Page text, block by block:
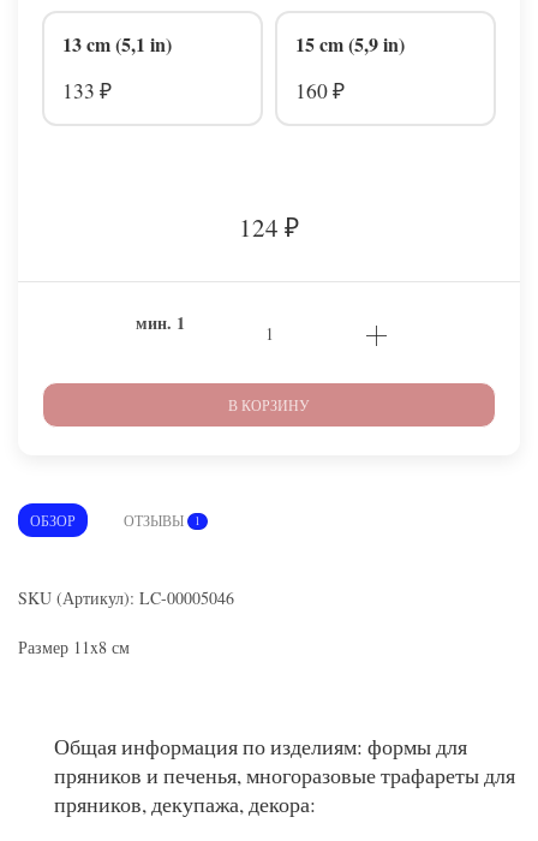
13 cm (5,1 in)
133 ₽
15 cm (5,9 in)
160 ₽
124 ₽
мин. 1
В КОРЗИНУ
ОБЗОР ОТЗЫВЫ 1
SKU (Артикул): LC-00005046
Размер 11x8 см
Общая информация по изделиям: формы для
пряников и печенья, многоразовые трафареты для
пряников, декупажа, декора: